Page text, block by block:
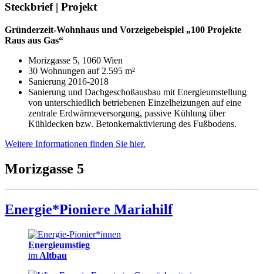
Steckbrief | Projekt
Gründerzeit-Wohnhaus und Vorzeigebeispiel „100 Projekte
Raus aus Gas“
Morizgasse 5, 1060 Wien
30 Wohnungen auf 2.595 m²
Sanierung 2016-2018
Sanierung und Dachgeschoßausbau mit Energieumstellung
von unterschiedlich betriebenen Einzelheizungen auf eine
zentrale Erdwärmeversorgung, passive Kühlung über
Kühldecken bzw. Betonkernaktivierung des Fußbodens.
Weitere Informationen finden Sie hier.
Morizgasse 5
Energie*Pioniere Mariahilf
Energieumstieg
im Altbau